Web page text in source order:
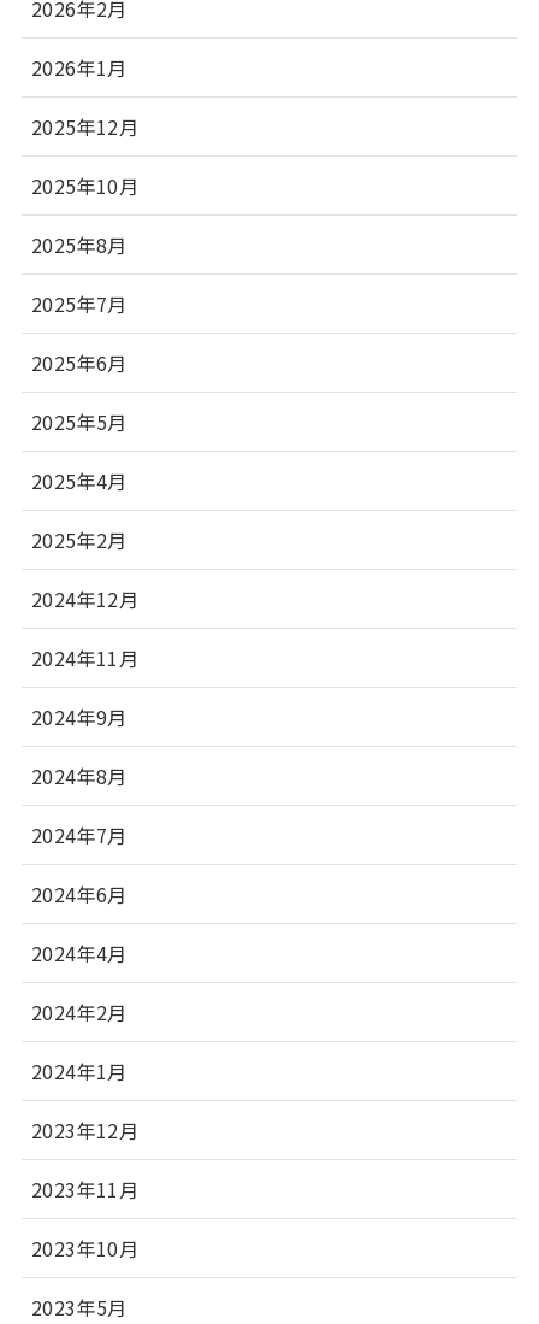
2026年2月
2026年1月
2025年12月
2025年10月
2025年8月
2025年7月
2025年6月
2025年5月
2025年4月
2025年2月
2024年12月
2024年11月
2024年9月
2024年8月
2024年7月
2024年6月
2024年4月
2024年2月
2024年1月
2023年12月
2023年11月
2023年10月
2023年5月